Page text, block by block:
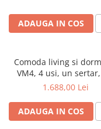
Suporturi si rafturi
Portmantouri
Seturi mobilier hol
Stender haine
Etajere
ADAUGA IN COS
Comoda living si
VM4, 4 usi, un sertar,
melaminat, cu insertii
1.688,00 Lei
ADAUGA IN COS